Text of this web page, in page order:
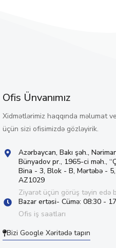
Ofis Ünvanımız
Xidmətlərimiz haqqında məlumat
üçün sizi ofisimizdə gözləyirik.
Azərbaycan, Bakı şəh.,
Bünyadov pr., 1965-ci məh.,
Bina - 3, Blok - B, Mərtəbə -
AZ1029
Ziyarət üçün görüş təyin edə
Bazar ertəsi- Cümə: 08:30 -
Ofis iş saatları
Bizi Google Xəritədə tapın